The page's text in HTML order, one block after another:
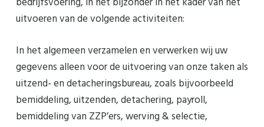
uitvoeren van de volgende activiteiten:
In het algemeen verzamelen en verwerken wij uw
gegevens alleen voor de uitvoering van onze taken als
uitzend- en detacheringsbureau, zoals bijvoorbeeld
bemiddeling, uitzenden, detachering, payroll,
bemiddeling van ZZP’ers, werving & selectie,